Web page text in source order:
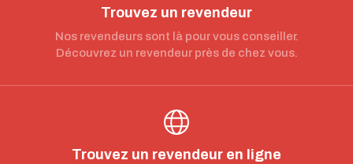
Trouvez un revendeur
Nos revendeurs sont là pour vous conseiller.
Découvrez un revendeur près de chez vous.
Trouvez un revendeur en ligne